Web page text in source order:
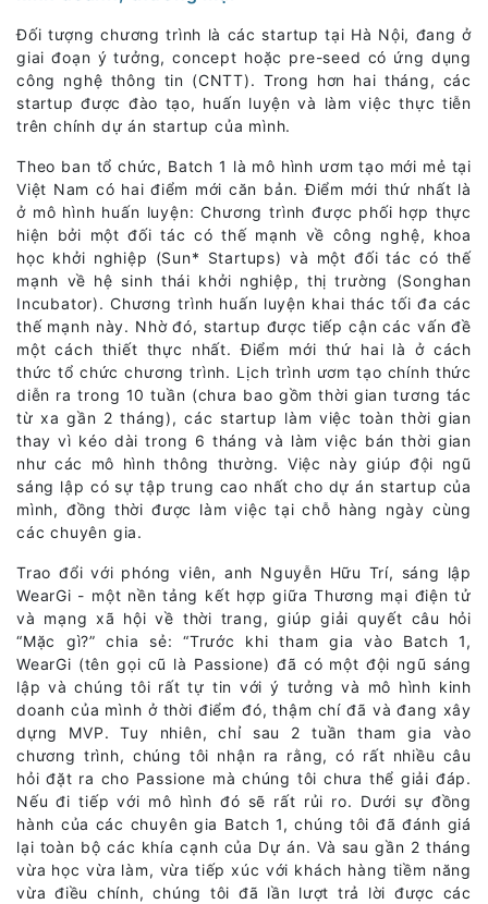
Đối tượng chương trình là các startup tại Hà Nội, đang ở
giai đoạn ý tưởng, concept hoặc pre-seed có ứng dụng
công nghệ thông tin (CNTT). Trong hơn hai tháng, các
startup được đào tạo, huấn luyện và làm việc thực tiễn
trên chính dự án startup của mình.
Theo ban tổ chức, Batch 1 là mô hình ươm tạo mới mẻ tại
Việt Nam có hai điểm mới căn bản. Điểm mới thứ nhất là
ở mô hình huấn luyện: Chương trình được phối hợp thực
hiện bởi một đối tác có thế mạnh về công nghệ, khoa
học khởi nghiệp (Sun* Startups) và một đối tác có thế
mạnh về hệ sinh thái khởi nghiệp, thị trường (Songhan
Incubator). Chương trình huấn luyện khai thác tối đa các
thế mạnh này. Nhờ đó, startup được tiếp cận các vấn đề
một cách thiết thực nhất. Điểm mới thứ hai là ở cách
thức tổ chức chương trình. Lịch trình ươm tạo chính thức
diễn ra trong 10 tuần (chưa bao gồm thời gian tương tác
từ xa gần 2 tháng), các startup làm việc toàn thời gian
thay vì kéo dài trong 6 tháng và làm việc bán thời gian
như các mô hình thông thường. Việc này giúp đội ngũ
sáng lập có sự tập trung cao nhất cho dự án startup của
mình, đồng thời được làm việc tại chỗ hàng ngày cùng
các chuyên gia.
Trao đổi với phóng viên, anh Nguyễn Hữu Trí, sáng lập
WearGi - một nền tảng kết hợp giữa Thương mại điện tử
và mạng xã hội về thời trang, giúp giải quyết câu hỏi
“Mặc gì?” chia sẻ: “Trước khi tham gia vào Batch 1,
WearGi (tên gọi cũ là Passione) đã có một đội ngũ sáng
lập và chúng tôi rất tự tin với ý tưởng và mô hình kinh
doanh của mình ở thời điểm đó, thậm chí đã và đang xây
dựng MVP. Tuy nhiên, chỉ sau 2 tuần tham gia vào
chương trình, chúng tôi nhận ra rằng, có rất nhiều câu
hỏi đặt ra cho Passione mà chúng tôi chưa thể giải đáp.
Nếu đi tiếp với mô hình đó sẽ rất rủi ro. Dưới sự đồng
hành của các chuyên gia Batch 1, chúng tôi đã đánh giá
lại toàn bộ các khía cạnh của Dự án. Và sau gần 2 tháng
vừa học vừa làm, vừa tiếp xúc với khách hàng tiềm năng
vừa điều chính, chúng tôi đã lần lượt trả lời được các